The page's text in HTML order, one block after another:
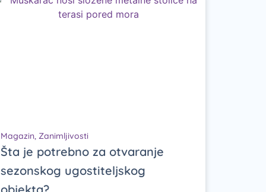
Magazin, Zanimljivosti
Šta je potrebno za otvaranje
sezonskog ugostiteljskog